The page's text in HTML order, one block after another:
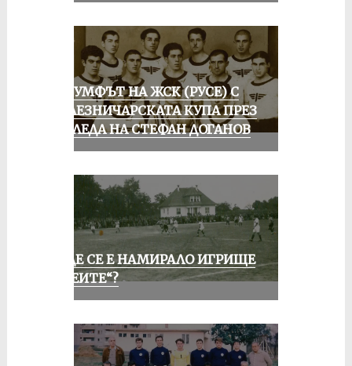
ТРИУМФЪТ НА ЖСК (РУСЕ) С
ЖЕЛЕЗНИЧАРСКАТА КУПА ПРЕЗ
ПОГЛЕДА НА СТЕФАН ДОГАНОВ
КЪДЕ СЕ Е НАМИРАЛО ИГРИЩЕ
„АЛЕИТЕ“?